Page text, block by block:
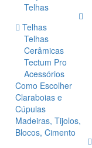
Telhas
Telhas
Telhas
Cerâmicas
Tectum Pro
Acessórios
Como Escolher
Claraboias e
Cúpulas
Madeiras, Tijolos,
Blocos, Cimento